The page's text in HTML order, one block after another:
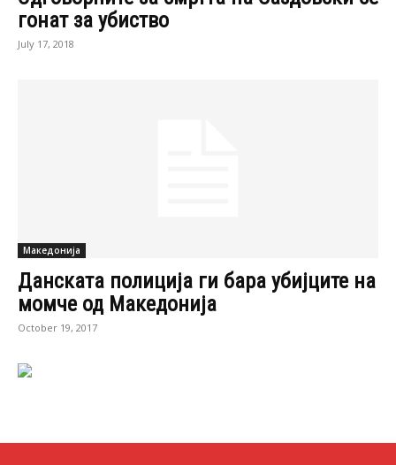
гонат за убиство
July 17, 2018
Македонија
Данската полиција ги бара убијците на
момче од Македонија
October 19, 2017